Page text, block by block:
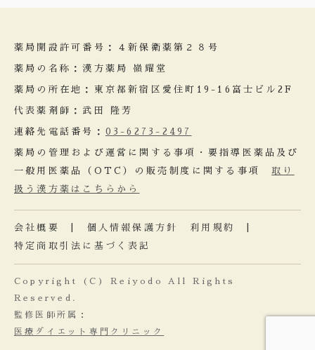
薬局開設許可番号：４新保衛薬第２８号
薬局の名称：漢方薬局 嶺耀堂
薬局の所在地：東京都新宿区愛住町19-16富士ビル2F
代表薬剤師：武田 隆芳
連絡先電話番号： 03-6273-2497
薬局の管理および運営に関する事項・要指導医薬品及び
一般用医薬品（OTC）の販売制度に関する事項取り
扱う漢方薬はこちらから
会社概要 個人情報保護方針 利用規約
特定商取引法に基づく表記
Copyright (C) Reiyodo All Rights
Reserved.
監修医師所属：
医療ダイエット専門クリニック